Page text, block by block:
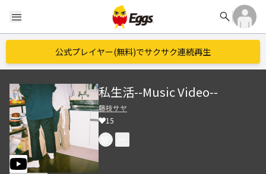
menu search
公式プレイヤー(無料)でサクサク連続再生
私生活--Music Video--
藤枝サヤ
15